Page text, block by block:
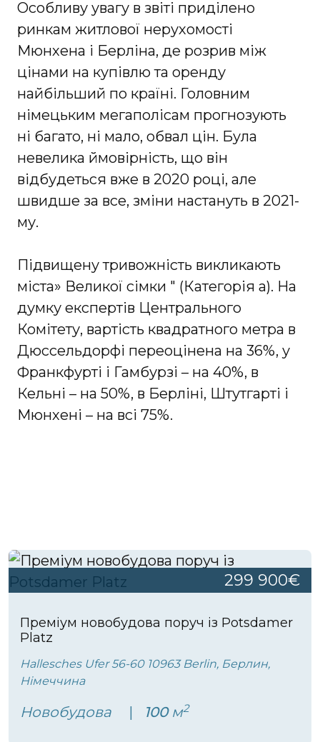
Особливу увагу в звіті приділено
ринкам житлової нерухомості
Мюнхена і Берліна, де розрив між
цінами на купівлю та оренду
найбільший по країні. Головним
німецьким мегаполісам прогнозують
ні багато, ні мало, обвал цін. Була
невелика ймовірність, що він
відбудеться вже в 2020 році, але
швидше за все, зміни настануть в 2021-
му.
Підвищену тривожність викликають
міста» Великої сімки " (Категорія а). На
думку експертів Центрального
Комітету, вартість квадратного метра в
Дюссельдорфі переоцінена на 36%, у
Франкфурті і Гамбурзі – на 40%, в
Кельні – на 50%, в Берліні, Штутгарті і
Мюнхені – на всі 75%.
299 900€
Преміум новобудова поруч із Potsdamer
Platz
Hallesches Ufer 56-60 10963 Berlin, Берлин,
Німеччина
Новобудова 100м2